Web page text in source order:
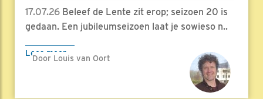
17.07.26 Beleef de Lente zit erop; seizoen 20 is
gedaan. Een jubileumseizoen laat je sowieso n..
Lees meer
Door Louis van Oort